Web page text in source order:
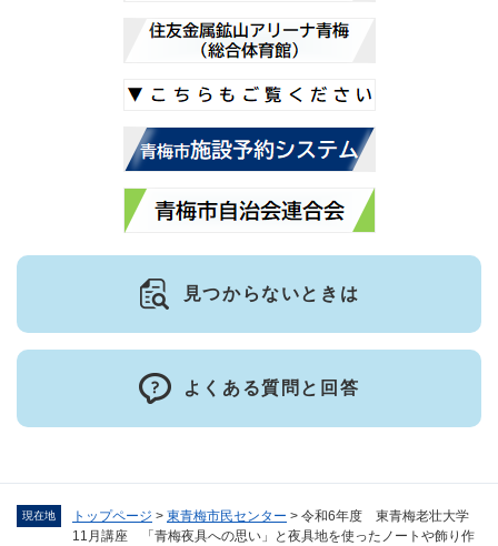
現在地 トップページ > 東青梅市民センター > 令和6年度 東青梅老壮大学
11月講座 「青梅夜具への思い」と夜具地を使ったノートや飾り作
見つからないときは
よくある質問と回答